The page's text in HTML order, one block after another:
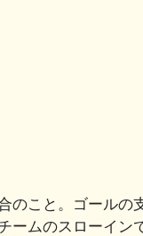
のこと。ゴールの
ームのスローイン